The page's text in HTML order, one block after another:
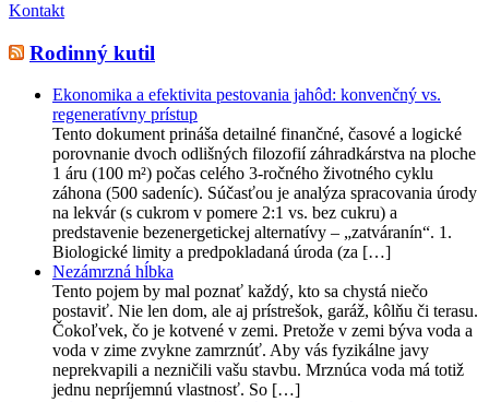
Kontakt
Rodinný kutil
Ekonomika a efektivita pestovania jahôd: konvenčný vs.
regeneratívny prístup
Tento dokument prináša detailné finančné, časové a logické
porovnanie dvoch odlišných filozofií záhradkárstva na ploche
1 áru (100 m²) počas celého 3-ročného životného cyklu
záhona (500 sadeníc). Súčasťou je analýza spracovania úrody
na lekvár (s cukrom v pomere 2:1 vs. bez cukru) a
predstavenie bezenergetickej alternatívy – „zatváranín“. 1.
Biologické limity a predpokladaná úroda (za […]
Nezámrzná hĺbka
Tento pojem by mal poznať každý, kto sa chystá niečo
postaviť. Nie len dom, ale aj prístrešok, garáž, kôlňu či terasu.
Čokoľvek, čo je kotvené v zemi. Pretože v zemi býva voda a
voda v zime zvykne zamrznúť. Aby vás fyzikálne javy
neprekvapili a nezničili vašu stavbu. Mrznúca voda má totiž
jednu nepríjemnú vlastnosť. So […]